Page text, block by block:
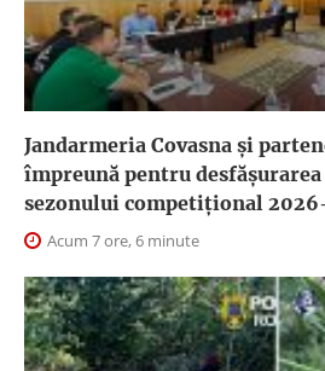
Jandarmeria Covasna și
împreună pentru
sezonului competițional
Acum 7 ore, 6 minute